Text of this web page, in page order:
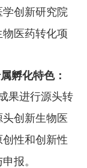
创新研究院
医药转化项
孵化特色：
果进行源头转
创新生物医
性和创新性
报。